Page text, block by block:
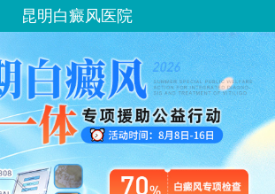
昆明白癜风医院